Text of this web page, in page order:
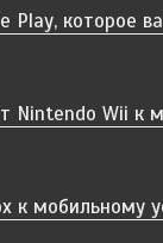
Play, которое
Nintendo Wii к
к мобильному